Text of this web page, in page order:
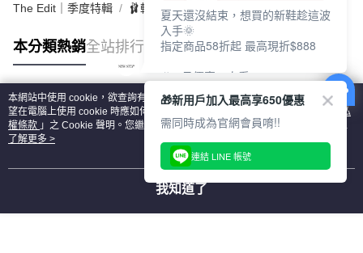
The Edit｜季度特輯 🩰輕盈機能芭蕾運動鞋
本分類熱銷全站排行
熱門標籤
本網站中使用 cookie，欲查詢有關本網站使用 cookie 方式之詳情，及若您不希
望在電腦上使用 cookie 時應如何變更電腦的 cookie 設定，請參閱本網站「
隱私
權條款 」之 Cookie 聲明。您繼續使用本網站即表示您同意本公司得按本網站使
用條款之 Cookie 聲明使用 cookie。
了解更多 >
我知道了
夏天還沒結束，想買的新鞋趁這波
入手🌞
指定商品58折起 最高現折$888
🎉 8月優惠一次看
①LINE購物最高10%回饋
②每周限定品現折200
③指定商品58折起 最高現折$888
上班鞋、休閒鞋、涼鞋一次逛齊
好搭、出遊好走、聚會也漂亮
🎁新用戶加入最高享650優惠
需同時成為官網會員唷!!
連結 LINE 帳號